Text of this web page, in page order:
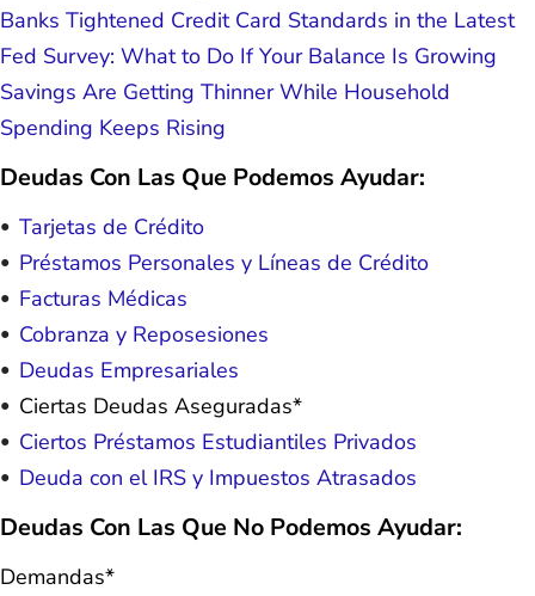
Banks Tightened Credit Card Standards in the Latest
Fed Survey: What to Do If Your Balance Is Growing
Savings Are Getting Thinner While Household
Spending Keeps Rising
Deudas Con Las Que Podemos Ayudar:
Tarjetas de Crédito
Préstamos Personales y Líneas de Crédito
Facturas Médicas
Cobranza y Reposesiones
Deudas Empresariales
Ciertas Deudas Aseguradas*
Ciertos Préstamos Estudiantiles Privados
Deuda con el IRS y Impuestos Atrasados
Deudas Con Las Que No Podemos Ayudar:
Demandas*